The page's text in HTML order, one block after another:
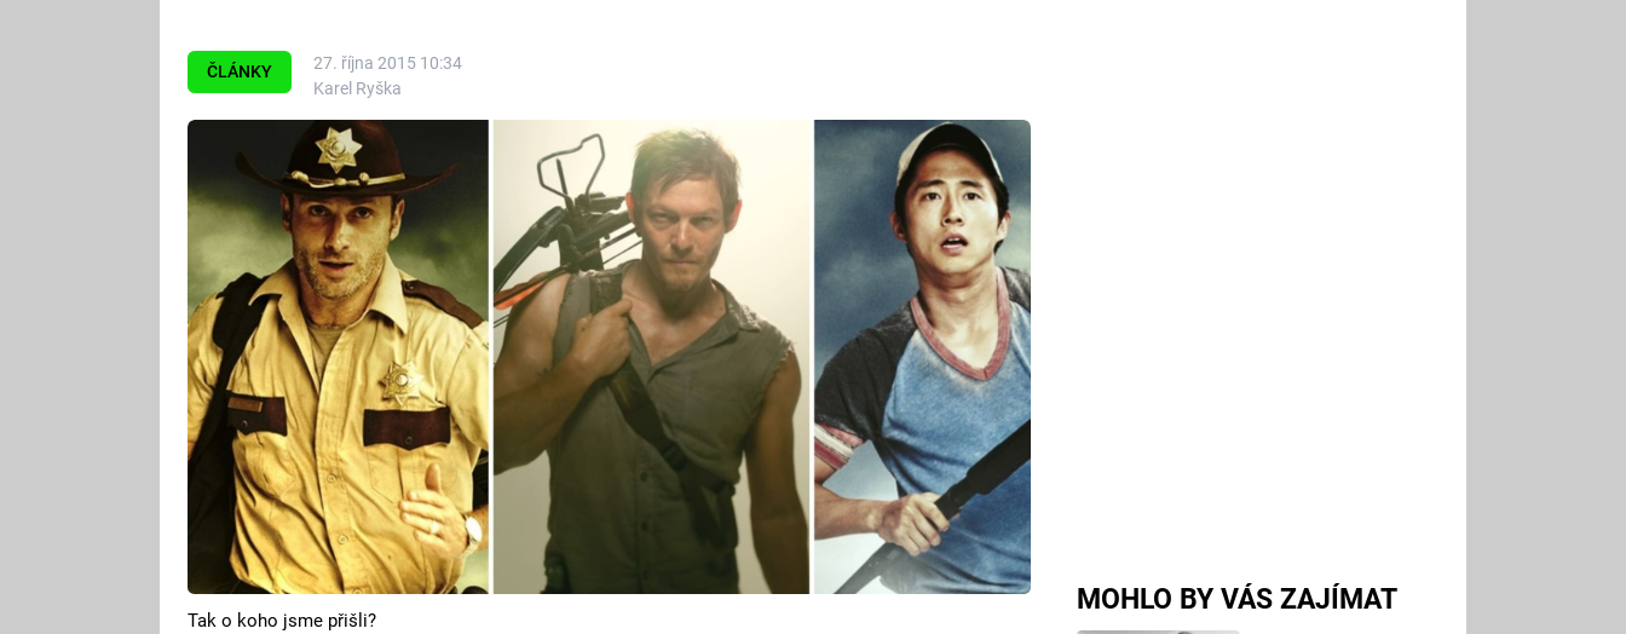
ČLÁNKY
27. října 2015 10:34
Karel Ryška
MOHLO BY VÁS ZAJÍMAT
Tak o koho jsme přišli?